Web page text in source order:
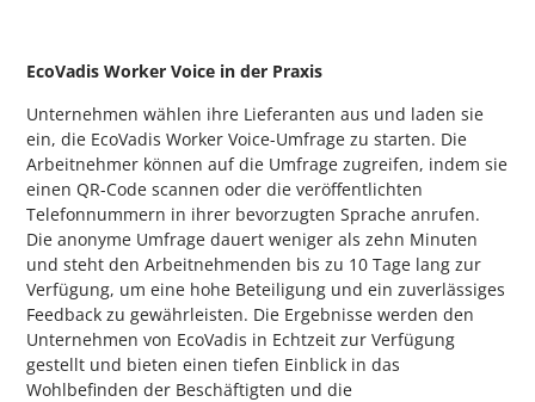
EcoVadis Worker Voice in der Praxis
Unternehmen wählen ihre Lieferanten aus und laden sie
ein, die EcoVadis Worker Voice-Umfrage zu starten. Die
Arbeitnehmer können auf die Umfrage zugreifen, indem sie
einen QR-Code scannen oder die veröffentlichten
Telefonnummern in ihrer bevorzugten Sprache anrufen.
Die anonyme Umfrage dauert weniger als zehn Minuten
und steht den Arbeitnehmenden bis zu 10 Tage lang zur
Verfügung, um eine hohe Beteiligung und ein zuverlässiges
Feedback zu gewährleisten. Die Ergebnisse werden den
Unternehmen von EcoVadis in Echtzeit zur Verfügung
gestellt und bieten einen tiefen Einblick in das
Wohlbefinden der Beschäftigten und die